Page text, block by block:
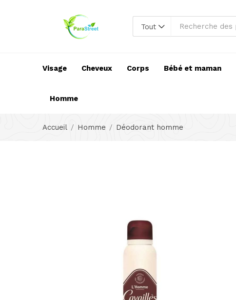
Tout
Visage Cheveux Corps Bébé et maman
Homme
Accueil Homme Déodorant homme